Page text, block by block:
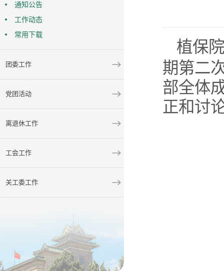
通知公告
工作动态
常用下载
团委工作
党团活动
离退休工作
工会工作
关工委工作
植保
期第二
部全体
正和讨